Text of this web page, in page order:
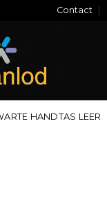
Contact
HANDTAS LEER